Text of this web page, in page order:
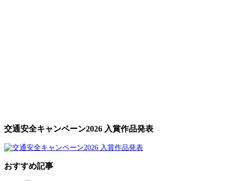
交通安全キャンペーン2026 入賞作品発表
おすすめ記事